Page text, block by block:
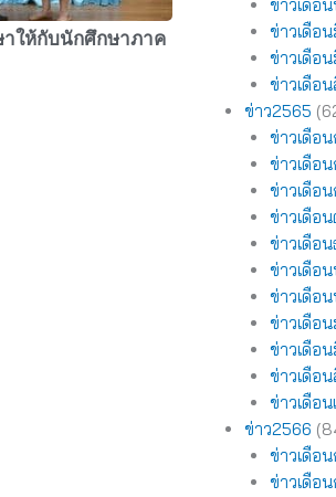
ให้กับนักศึกษาภาค
ข่าวเดือ
ข่าวเดือ
ข่าวเดือ
ข่าวเดือ
ข่าว2565
ข่าวเดือ
ข่าวเดือ
ข่าวเดือ
ข่าวเดือ
ข่าวเดือ
ข่าวเดือ
ข่าวเดือ
ข่าวเดือ
ข่าวเดือ
ข่าวเดือ
ข่าวเดือ
ข่าว2566
ข่าวเดือ
ข่าวเดือ